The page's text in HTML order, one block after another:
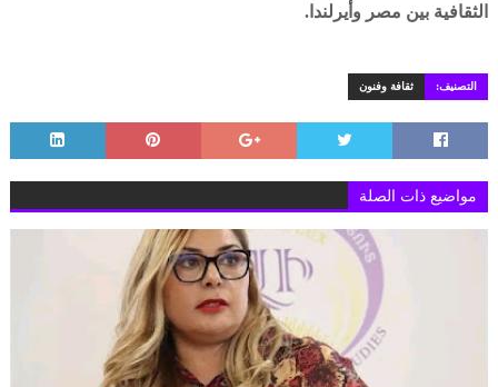
الثقافية بين مصر وأيرلندا.
التصنيف: ثقافة وفنون
مواضيع ذات الصلة